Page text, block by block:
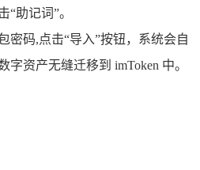
“助记词”。
密码,点击“导入”按钮，系统会自
字资产无缝迁移到 imToken 中。